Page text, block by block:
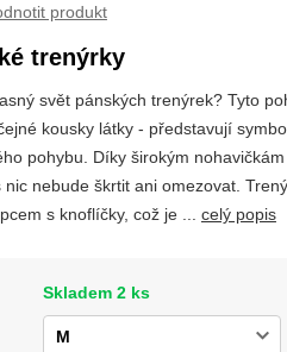
produkt
trenýrky
svět pánských trenýrek? Tyto
kousky látky - představují
pohybu. Díky širokým
nic nebude škrtit ani omezovat.
s knoflíčky, což je ... celý popis
Skladem 2 ks